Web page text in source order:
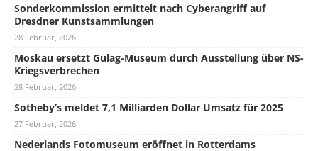
Sonderkommission ermittelt nach Cyberangriff auf
Dresdner Kunstsammlungen
28 Februar, 2026
Moskau ersetzt Gulag-Museum durch Ausstellung über NS-
Kriegsverbrechen
28 Februar, 2026
Sotheby’s meldet 7,1 Milliarden Dollar Umsatz für 2025
27 Februar, 2026
Nederlands Fotomuseum eröffnet in Rotterdams